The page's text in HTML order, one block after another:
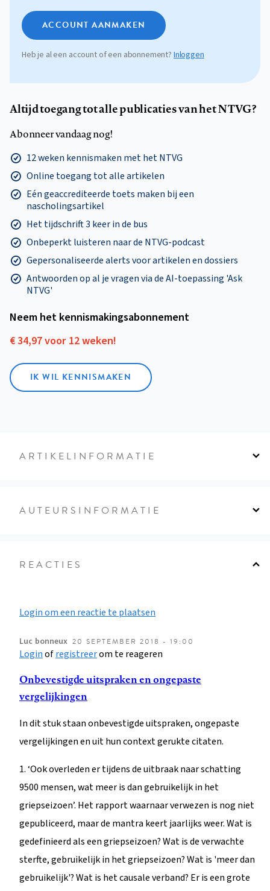
ACCOUNT AANMAKEN
Heb je al een account of een abonnement? Inloggen
Altijd toegang tot alle publicaties van het NTVG?
Abonneer vandaag nog!
12 weken kennismaken met het NTVG
Online toegang tot alle artikelen
Eén geaccrediteerde toets maken bij een
nascholingsartikel
Het tijdschrift 3 keer in de bus
Onbeperkt luisteren naar de NTVG-podcast
Gepersonaliseerde alerts voor artikelen en dossiers
Antwoorden op al je vragen via de AI-toepassing 'Ask
NTVG'
Neem het kennismakings­abonnement
€ 34,97 voor 12 weken!
IK WIL KENNISMAKEN
ARTIKELINFORMATIE
AUTEURSINFORMATIE
REACTIES
Login om een reactie te plaatsen
Luc bonneux 20 SEPTEMBER 2018 - 19:00
Loginofregistreerom te reageren
Onbevestigde uitspraken en ongepaste
vergelijkingen
In dit stuk staan onbevestigde uitspraken, ongepaste
vergelijkingen en uit hun context gerukte citaten.
1. ‘Ook overleden er tijdens de uitbraak naar schatting
9500 mensen, wat meer is dan gebruikelijk in het
griepseizoen’. Het rapport waarnaar verwezen is nog niet
gepubliceerd, maar de mantra keert jaarlijks weer. Wat is
gedefinieerd als een griepseizoen? Wat is de verwachte
sterfte, gebruikelijk in het griepseizoen? Wat is 'meer dan
gebruikelijk'? Wat is het causale verband? Er is een grote